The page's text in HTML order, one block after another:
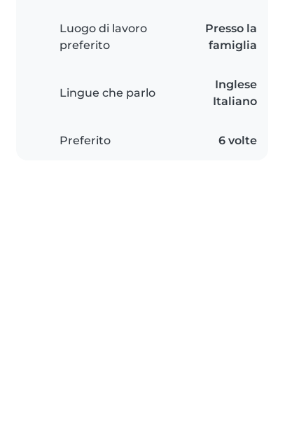
Luogo di lavoro
preferito
Presso la
famiglia
Lingue che parlo
Inglese
Italiano
Preferito 6 volte